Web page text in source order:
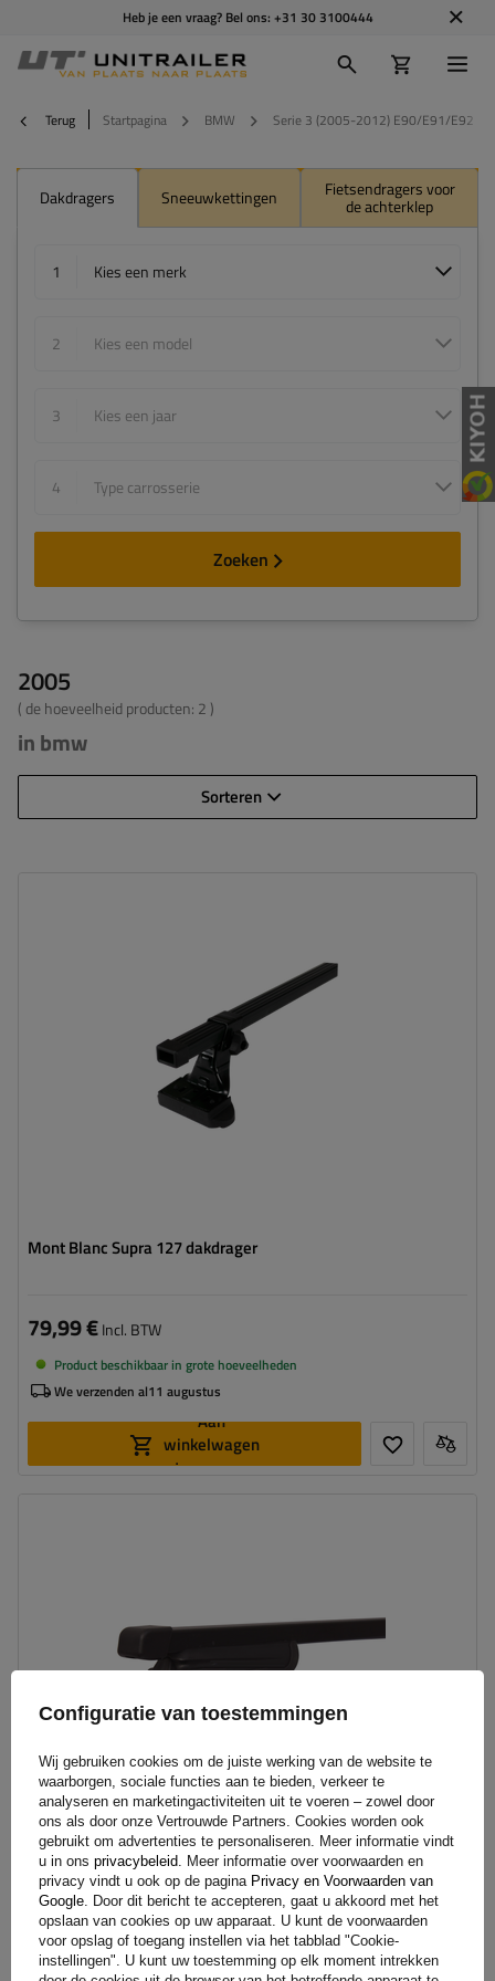
Heb je een vraag? Bel ons: +31 30 3100444
Terug Startpagina BMW Serie 3 (2005-2012) E90/E91/E92
Dakdragers Sneeuwkettingen Fietsendragers voor
de achterklep
1 Kies een merk
2 Kies een model
3 Kies een jaar
4 Type carrosserie
Zoeken
2005
( de hoeveelheid producten: 2 )
in bmw
Sorteren
Mont Blanc Supra 127 dakdrager
79,99 €Incl. BTW
Product beschikbaar in grote hoeveelheden
We verzenden al11 augustus
Aan
winkelwagen
toevoegen
Mont Blanc AMC 5400 stalen dakdrager voor traditionele rails
165,40 €Incl. BTW
Configuratie van toestemmingen
Wij gebruiken cookies om de juiste werking van de website te
waarborgen, sociale functies aan te bieden, verkeer te
analyseren en marketingactiviteiten uit te voeren – zowel door
ons als door onze Vertrouwde Partners. Cookies worden ook
gebruikt om advertenties te personaliseren. Meer informatie vindt
u in ons privacybeleid. Meer informatie over voorwaarden en
privacy vindt u ook op de pagina Privacy en Voorwaarden van
Google. Door dit bericht te accepteren, gaat u akkoord met het
opslaan van cookies op uw apparaat. U kunt de voorwaarden
voor opslag of toegang instellen via het tabblad "Cookie-
instellingen". U kunt uw toestemming op elk moment intrekken